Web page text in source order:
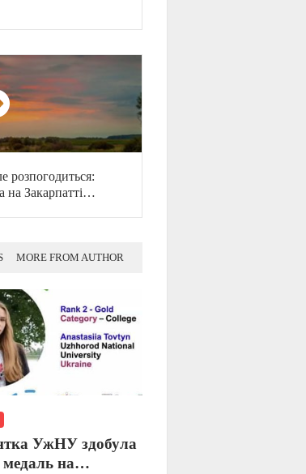
розпогодиться:
на Закарпатті
MORE FROM AUTHOR
УжНУ здобула
медаль на